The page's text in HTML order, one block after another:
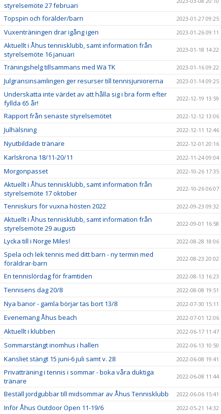
styrelsemöte 27 februari
Topspin och förälder/barn 2023-01-27 09:25
Vuxenträningen drar igång igen 2023-01-26 09:11
Aktuellt i Åhus tennisklubb, samt information från
styrelsemöte 16 januari
2023-01-18 14:22
Träningshelg tillsammans med Wä TK 2023-01-16 09:22
Julgransinsamlingen ger resurser till tennisjuniorerna 2023-01-14 09:25
Underskatta inte värdet av att hålla sig i bra form efter
fyllda 65 år!
2022-12-19 13:59
Rapport från senaste styrelsemötet 2022-12-12 13:06
Julhälsning 2022-12-11 12:46
Nyutbildade tränare 2022-12-01 20:16
Karlskrona 18/11-20/11 2022-11-24 09:04
Morgonpasset 2022-10-26 17:35
Aktuellt i Åhus tennisklubb, samt information från
styrelsemöte 17 oktober
2022-10-26 06:07
Tenniskurs för vuxna hösten 2022 2022-09-23 09:32
Aktuellt i Åhus tennisklubb, samt information från
styrelsemöte 29 augusti
2022-09-01 16:58
Lycka till i Norge Miles! 2022-08-28 18:06
Spela och lek tennis med ditt barn - ny termin med
föräldrar-barn
2022-08-23 20:02
En tennislördag för framtiden 2022-08-13 16:23
Tennisens dag 20/8 2022-08-08 19:51
Nya banor - gamla börjar tas bort 13/8 2022-07-30 15:11
Evenemang Åhus beach 2022-07-01 12:06
Aktuellt i klubben 2022-06-17 11:47
Sommarstängt inomhus i hallen 2022-06-13 10:50
Kansliet stängt 15 juni-6 juli samt v. 28 2022-06-08 19:41
Privatträning i tennis i sommar - boka våra duktiga
tränare
2022-06-08 11:44
Beställ jordgubbar till midsommar av Åhus Tennisklubb 2022-06-06 15:41
Inför Åhus Outdoor Open 11-19/6 2022-05-21 14:32